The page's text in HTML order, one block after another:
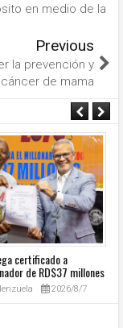
en medio de la
Previous
la prevención y
de mama
certificado a
de RD$37 millones
2026/8/7